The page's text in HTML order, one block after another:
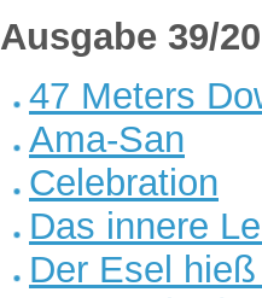
Ausgabe 39/
47 Meters
Ama-San
Celebration
Das innere
Der Esel